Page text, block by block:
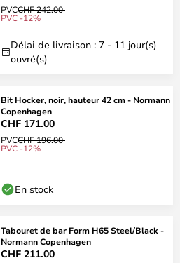
PVCCHF 242.00
PVC -12%
Délai de livraison : 7 - 11 jour(s)
ouvré(s)
Bit Hocker, noir, hauteur 42 cm - Normann
Copenhagen
CHF 171.00
PVCCHF 196.00
PVC -12%
En stock
Tabouret de bar Form H65 Steel/Black -
Normann Copenhagen
CHF 211.00